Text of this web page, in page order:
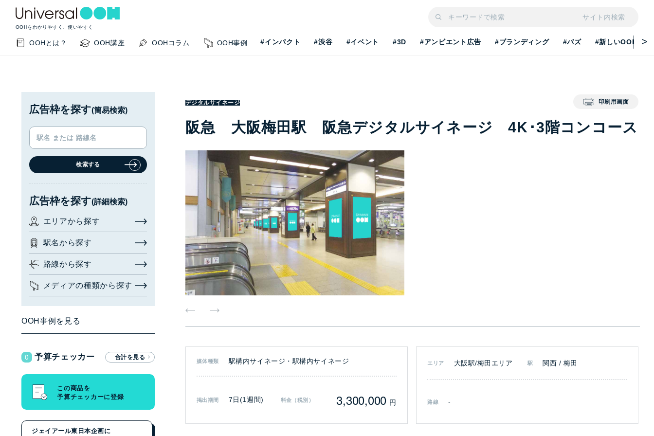
OOHをわかりやすく、使いやすく
サイト内検索
OOHとは？ OOH講座 OOHコラム OOH事例 #インパクト #渋谷 #イベント #3D #アンビエント広告 #ブランディング #バズ #新しいOOH
KEYWORD SEARCH
サイト内検索
閉じる
広告枠を探す
広告枠を探す
エリアから探す
路線から探す
メディアの種類から探す
GUIDE
このサイトの使い方
OOH最新事情を知りたい
閉じる
デジタルサイネージ 印刷用画面
阪急 大阪梅田駅 阪急デジタルサイネージ 4K･3階コンコース
媒体種類 駅構内サイネージ・駅構内サイネージ
掲出期間 7日(1週間) 料金（税別） 3,300,000 円
エリア 大阪駅/梅田エリア 駅 関西 / 梅田
路線 -
広告枠を探す(簡易検索)
検索する
広告枠を探す(詳細検索)
エリアから探す
駅名から探す
路線から探す
メディアの種類から探す
OOH事例を見る
予算チェッカー
0
この商品を
予算チェッカーに登録
ジェイアール東日本企画に